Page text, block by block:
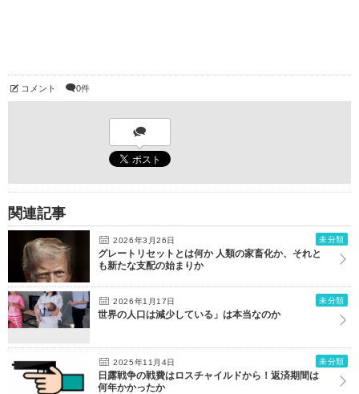
コメント 0件
関連記事
2026年3月26日 未分類
グレートリセットとは何か 人類の家畜化か、それと
も新たな支配の始まりか
2026年1月17日 未分類
世界の人口は減少している」は本当なのか
2025年11月4日 未分類
日露戦争の戦費はロスチャイルドから！返済期間は
何年かかったか